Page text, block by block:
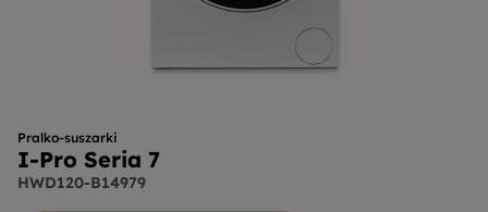
Pralko-suszarki
I-Pro Seria 7
HWD120-B14979